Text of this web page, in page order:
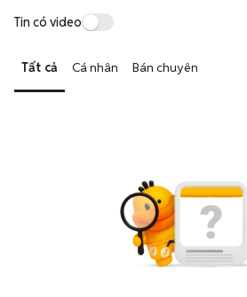
Tin có video
Tất cả Cá nhân Bán chuyên